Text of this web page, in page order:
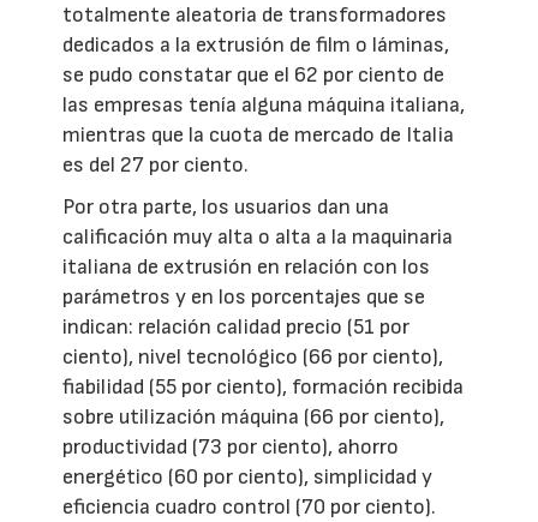
totalmente aleatoria de transformadores
dedicados a la extrusión de film o láminas,
se pudo constatar que el 62 por ciento de
las empresas tenía alguna máquina italiana,
mientras que la cuota de mercado de Italia
es del 27 por ciento.
Por otra parte, los usuarios dan una
calificación muy alta o alta a la maquinaria
italiana de extrusión en relación con los
parámetros y en los porcentajes que se
indican: relación calidad precio (51 por
ciento), nivel tecnológico (66 por ciento),
fiabilidad (55 por ciento), formación recibida
sobre utilización máquina (66 por ciento),
productividad (73 por ciento), ahorro
energético (60 por ciento), simplicidad y
eficiencia cuadro control (70 por ciento).